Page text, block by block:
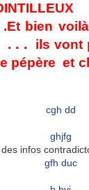
bien
. . . ils vont
pépère et
des infos